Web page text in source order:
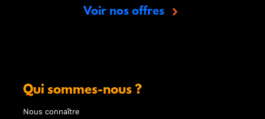
Voir nos offres
Qui sommes-nous ?
Nous connaître